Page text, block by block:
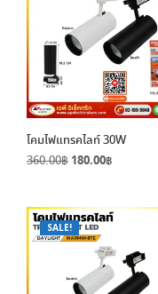
โคมไฟแทรคไลท์ 30W
360.00฿ Original
360.00฿.
180.00฿
180.00฿.
SALE!